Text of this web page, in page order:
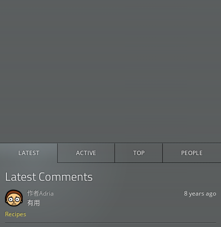
LATEST ACTIVE TOP PEOPLE
Latest Comments
Recipes
8 years ago
有用
作者Adria